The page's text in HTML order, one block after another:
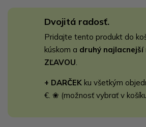
Dvojitá radosť.
Pridajte tento produkt do
kúskom a druhý najlacnejší
ZĽAVOU
+ DARČEK ku všetkým
€. ❀ (možnosť vybrať v